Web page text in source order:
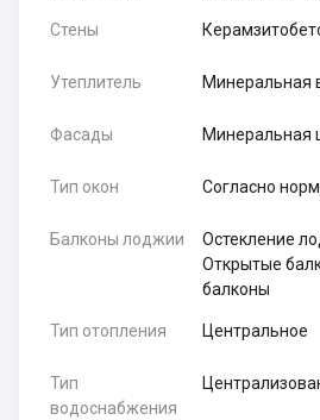
Стены
Утеплитель Минеральная
Фасады Минеральная
Тип окон Согласно
Балконы лоджии
Остекление
Открытые
балконы
Тип отопления Центральное
Тип
водоснабжения